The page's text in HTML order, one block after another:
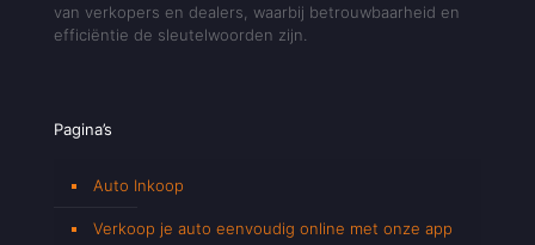
van verkopers en dealers, waarbij betrouwbaarheid en
efficiëntie de sleutelwoorden zijn.
Pagina’s
Auto Inkoop
Verkoop je auto eenvoudig online met onze app